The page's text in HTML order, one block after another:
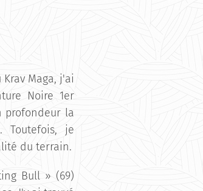
Maga, j'ai
Noire 1er
profondeur la
Toutefois, je
du terrain.
Bull » (69)